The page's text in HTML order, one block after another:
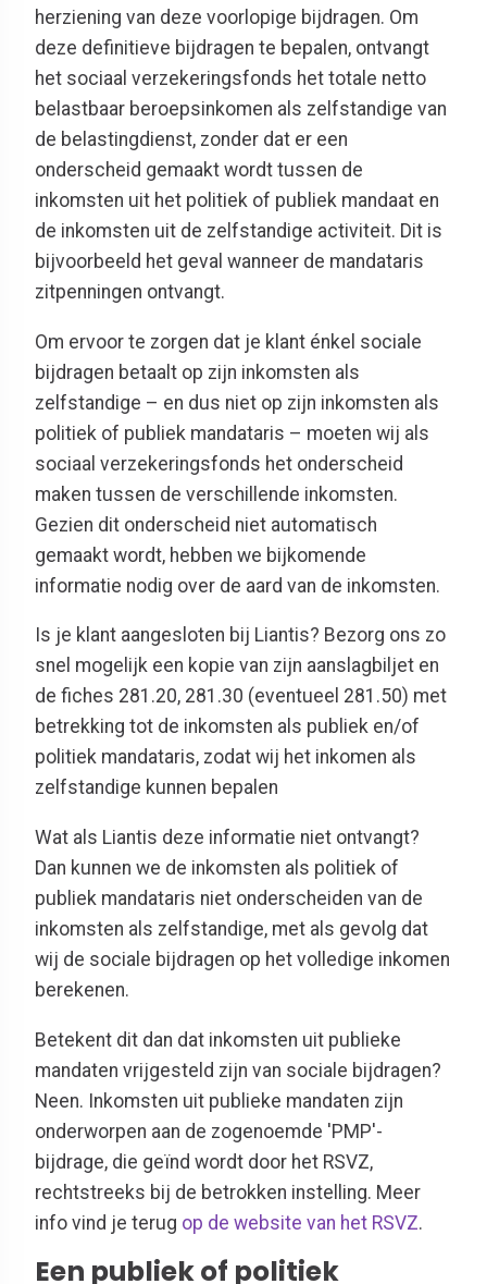
herziening van deze voorlopige bijdragen. Om
deze definitieve bijdragen te bepalen, ontvangt
het sociaal verzekeringsfonds het totale netto
belastbaar beroepsinkomen als zelfstandige van
de belastingdienst, zonder dat er een
onderscheid gemaakt wordt tussen de
inkomsten uit het politiek of publiek mandaat en
de inkomsten uit de zelfstandige activiteit. Dit is
bijvoorbeeld het geval wanneer de mandataris
zitpenningen ontvangt.
Om ervoor te zorgen dat je klant énkel sociale
bijdragen betaalt op zijn inkomsten als
zelfstandige – en dus niet op zijn inkomsten als
politiek of publiek mandataris – moeten wij als
sociaal verzekeringsfonds het onderscheid
maken tussen de verschillende inkomsten.
Gezien dit onderscheid niet automatisch
gemaakt wordt, hebben we bijkomende
informatie nodig over de aard van de inkomsten.
Is je klant aangesloten bij Liantis? Bezorg ons zo
snel mogelijk een kopie van zijn aanslagbiljet en
de fiches 281.20, 281.30 (eventueel 281.50) met
betrekking tot de inkomsten als publiek en/of
politiek mandataris, zodat wij het inkomen als
zelfstandige kunnen bepalen
Wat als Liantis deze informatie niet ontvangt?
Dan kunnen we de inkomsten als politiek of
publiek mandataris niet onderscheiden van de
inkomsten als zelfstandige, met als gevolg dat
wij de sociale bijdragen op het volledige inkomen
berekenen.
Betekent dit dan dat inkomsten uit publieke
mandaten vrijgesteld zijn van sociale bijdragen?
Neen. Inkomsten uit publieke mandaten zijn
onderworpen aan de zogenoemde 'PMP'-
bijdrage, die geïnd wordt door het RSVZ,
rechtstreeks bij de betrokken instelling. Meer
info vind je terug op de website van het RSVZ.
Een publiek of politiek